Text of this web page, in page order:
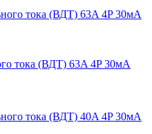
тока (ВДТ) 63A 4P 30мА